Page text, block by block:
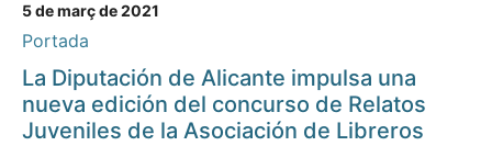
5 de març de 2021
Portada
La Diputación de Alicante impulsa una
nueva edición del concurso de Relatos
Juveniles de la Asociación de Libreros